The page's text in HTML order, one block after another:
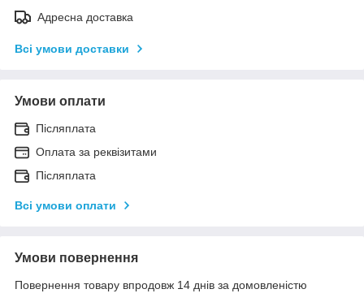
Адресна доставка
Всі умови доставки
Умови оплати
Післяплата
Оплата за реквізитами
Післяплата
Всі умови оплати
Умови повернення
Повернення товару впродовж 14 днів за домовленістю